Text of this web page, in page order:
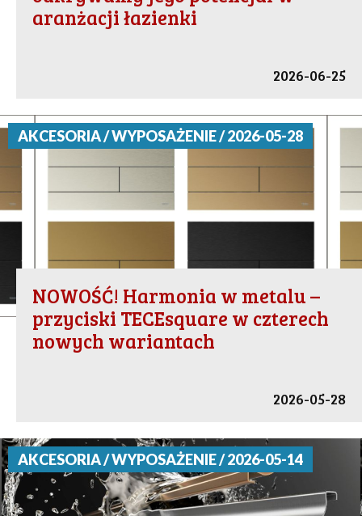
aranżacji łazienki
2026-06-25
AKCESORIA / WYPOSAŻENIE / 2026-05-28
NOWOŚĆ! Harmonia w metalu –
przyciski TECEsquare w czterech
nowych wariantach
2026-05-28
AKCESORIA / WYPOSAŻENIE / 2026-05-14